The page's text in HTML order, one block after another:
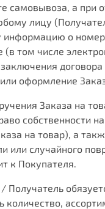
самовывоза, а при
лицу
о
(в том числе
договора
оформление
Заказа на
собственности
на товар), а
или случайного
к Покупателя.
Получатель
количество,